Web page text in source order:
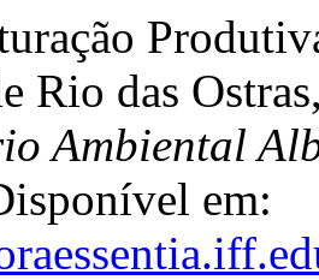
Rio das
Ambiental
em: